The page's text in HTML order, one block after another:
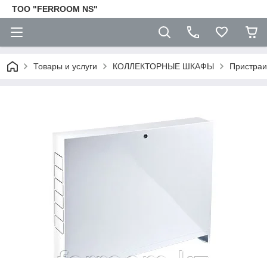
TOO "FERROOM NS"
Товары и услуги КОЛЛЕКТОРНЫЕ ШКАФЫ